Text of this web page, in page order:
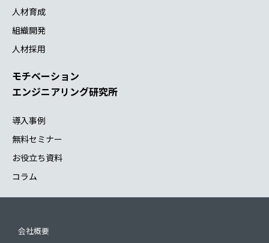
人材育成
組織開発
人材採用
モチベーション
エンジニアリング研究所
導入事例
無料セミナー
お役立ち資料
コラム
会社概要